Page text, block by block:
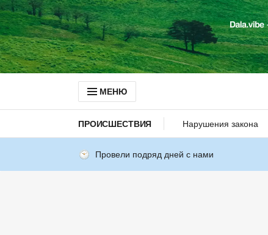
МЕНЮ
ПРОИСШЕСТВИЯ Нарушения закона
Провели подряд дней с нами